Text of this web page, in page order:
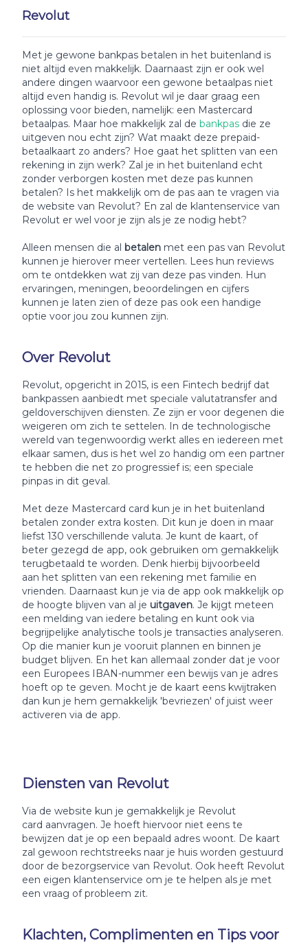
Revolut
Met je gewone bankpas betalen in het buitenland is
niet altijd even makkelijk. Daarnaast zijn er ook wel
andere dingen waarvoor een gewone betaalpas niet
altijd even handig is. Revolut wil je daar graag een
oplossing voor bieden, namelijk: een Mastercard
betaalpas. Maar hoe makkelijk zal de bankpas die ze
uitgeven nou echt zijn? Wat maakt deze prepaid-
betaalkaart zo anders? Hoe gaat het splitten van een
rekening in zijn werk? Zal je in het buitenland echt
zonder verborgen kosten met deze pas kunnen
betalen? Is het makkelijk om de pas aan te vragen via
de website van Revolut? En zal de klantenservice van
Revolut er wel voor je zijn als je ze nodig hebt?
Alleen mensen die al betalen met een pas van Revolut
kunnen je hierover meer vertellen. Lees hun reviews
om te ontdekken wat zij van deze pas vinden. Hun
ervaringen, meningen, beoordelingen en cijfers
kunnen je laten zien of deze pas ook een handige
optie voor jou zou kunnen zijn.
Over Revolut
Revolut, opgericht in 2015, is een Fintech bedrijf dat
bankpassen aanbiedt met speciale valutatransfer and
geldoverschijven diensten. Ze zijn er voor degenen die
weigeren om zich te settelen. In de technologische
wereld van tegenwoordig werkt alles en iedereen met
elkaar samen, dus is het wel zo handig om een partner
te hebben die net zo progressief is; een speciale
pinpas in dit geval.
Met deze Mastercard card kun je in het buitenland
betalen zonder extra kosten. Dit kun je doen in maar
liefst 130 verschillende valuta. Je kunt de kaart, of
beter gezegd de app, ook gebruiken om gemakkelijk
terugbetaald te worden. Denk hierbij bijvoorbeeld
aan het splitten van een rekening met familie en
vrienden. Daarnaast kun je via de app ook makkelijk op
de hoogte blijven van al je uitgaven. Je kijgt meteen
een melding van iedere betaling en kunt ook via
begrijpelijke analytische tools je transacties analyseren.
Op die manier kun je vooruit plannen en binnen je
budget blijven. En het kan allemaal zonder dat je voor
een Europees IBAN-nummer een bewijs van je adres
hoeft op te geven. Mocht je de kaart eens kwijtraken
dan kun je hem gemakkelijk 'bevriezen' of juist weer
activeren via de app.
Diensten van Revolut
Via de website kun je gemakkelijk je Revolut
card aanvragen. Je hoeft hiervoor niet eens te
bewijzen dat je op een bepaald adres woont. De kaart
zal gewoon rechtstreeks naar je huis worden gestuurd
door de bezorgservice van Revolut. Ook heeft Revolut
een eigen klantenservice om je te helpen als je met
een vraag of probleem zit.
Klachten, Complimenten en Tips voor